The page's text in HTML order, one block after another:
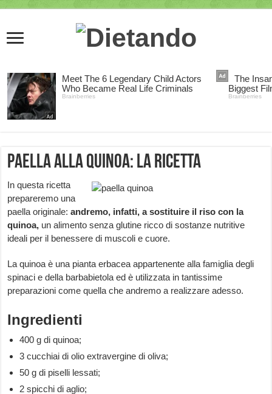
Paella alla quinoa: la ricetta
In questa ricetta
prepareremo una
paella originale: andremo, infatti, a sostituire il riso con la
quinoa, un alimento senza glutine ricco di sostanze nutritive
ideali per il benessere di muscoli e cuore.
La quinoa è una pianta erbacea appartenente alla famiglia degli
spinaci e della barbabietola ed è utilizzata in tantissime
preparazioni come quella che andremo a realizzare adesso.
Ingredienti
400 g di quinoa;
3 cucchiai di olio extravergine di oliva;
50 g di piselli lessati;
2 spicchi di aglio;